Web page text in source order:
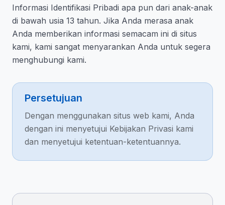
Informasi Identifikasi Pribadi apa pun dari anak-anak
di bawah usia 13 tahun. Jika Anda merasa anak
Anda memberikan informasi semacam ini di situs
kami, kami sangat menyarankan Anda untuk segera
menghubungi kami.
Persetujuan
Dengan menggunakan situs web kami, Anda
dengan ini menyetujui Kebijakan Privasi kami
dan menyetujui ketentuan-ketentuannya.